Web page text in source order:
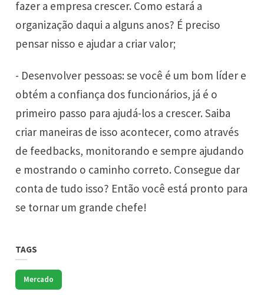
fazer a empresa crescer. Como estará a
organização daqui a alguns anos? É preciso
pensar nisso e ajudar a criar valor;
- Desenvolver pessoas: se você é um bom líder e
obtém a confiança dos funcionários, já é o
primeiro passo para ajudá-los a crescer. Saiba
criar maneiras de isso acontecer, como através
de feedbacks, monitorando e sempre ajudando
e mostrando o caminho correto. Consegue dar
conta de tudo isso? Então você está pronto para
se tornar um grande chefe!
TAGS
Mercado